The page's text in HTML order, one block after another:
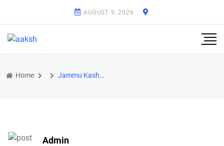
AUGUST 9, 2026
Home Jammu Kashmir News : ਮਕਬੂਜ਼ਾ ਜੰਮੂ ਕਸ਼ਮੀਰ ’ਚ ਲੁਕੇ ਸੱਤ ਅੱਤਵਾਦੀਆਂ ਦੀ ਜਾਇਦਾਦ ਕੁਰਕ
Admin